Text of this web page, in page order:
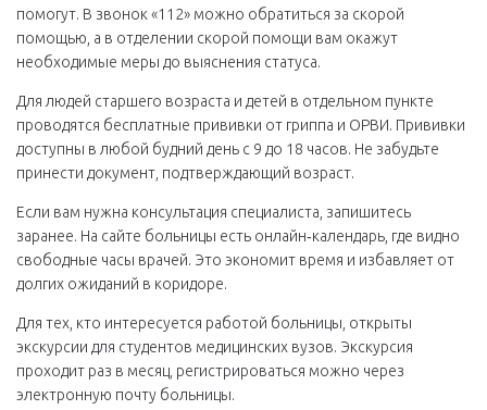
помогут. В звонок «112» можно обратиться за скорой
помощью, а в отделении скорой помощи вам окажут
необходимые меры до выяснения статуса.
Для людей старшего возраста и детей в отдельном пункте
проводятся бесплатные прививки от гриппа и ОРВИ. Прививки
доступны в любой будний день с 9 до 18 часов. Не забудьте
принести документ, подтверждающий возраст.
Если вам нужна консультация специалиста, запишитесь
заранее. На сайте больницы есть онлайн‑календарь, где видно
свободные часы врачей. Это экономит время и избавляет от
долгих ожиданий в коридоре.
Для тех, кто интересуется работой больницы, открыты
экскурсии для студентов медицинских вузов. Экскурсия
проходит раз в месяц, регистрироваться можно через
электронную почту больницы.